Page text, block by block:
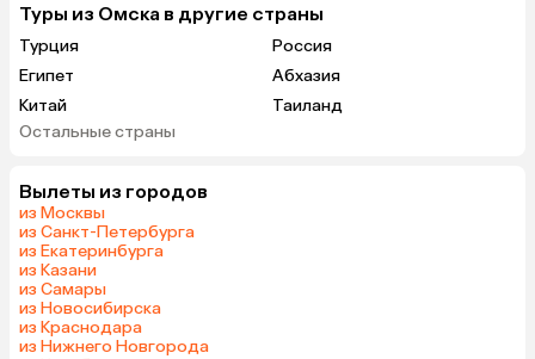
Туры из Омска в другие страны
Турция
Россия
Египет
Абхазия
Китай
Таиланд
Вьетнам
Беларусь
Шри-Ланка
Азербайджан
Сербия
Киргизия
Саудовская Аравия
Остальные страны
Вылеты из городов
из Москвы
из Санкт-Петербурга
из Екатеринбурга
из Казани
из Самары
из Новосибирска
из Краснодара
из Нижнего Новгорода